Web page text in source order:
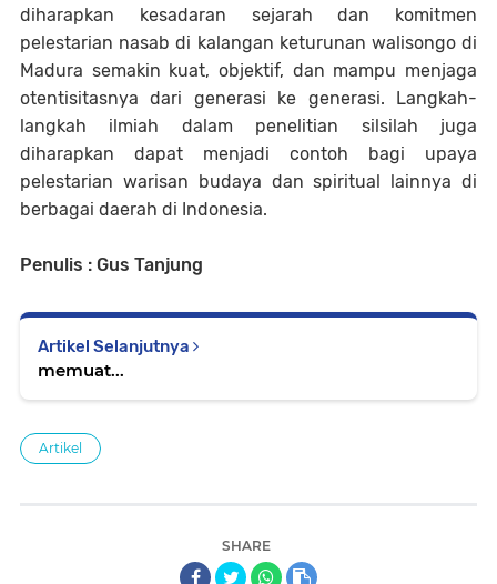
diharapkan kesadaran sejarah dan komitmen
pelestarian nasab di kalangan keturunan walisongo di
Madura semakin kuat, objektif, dan mampu menjaga
otentisitasnya dari generasi ke generasi. Langkah-
langkah ilmiah dalam penelitian silsilah juga
diharapkan dapat menjadi contoh bagi upaya
pelestarian warisan budaya dan spiritual lainnya di
berbagai daerah di Indonesia.
Penulis : Gus Tanjung
Artikel Selanjutnya
memuat...
Artikel
SHARE